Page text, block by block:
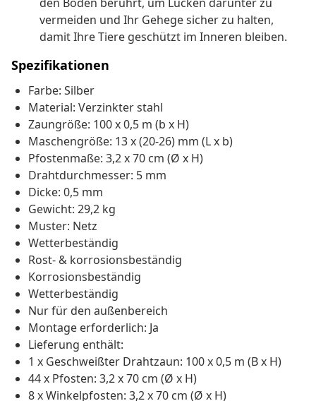
vermeiden und Ihr Gehege sicher zu halten,
damit Ihre Tiere geschützt im Inneren bleiben.
Spezifikationen
Farbe: Silber
Material: Verzinkter stahl
Zaungröße: 100 x 0,5 m (b x H)
Maschengröße: 13 x (20-26) mm (L x b)
Pfostenmaße: 3,2 x 70 cm (Ø x H)
Drahtdurchmesser: 5 mm
Dicke: 0,5 mm
Gewicht: 29,2 kg
Muster: Netz
Wetterbeständig
Rost- & korrosionsbeständig
Korrosionsbeständig
Wetterbeständig
Nur für den außenbereich
Montage erforderlich: Ja
Lieferung enthält:
1 x Geschweißter Drahtzaun: 100 x 0,5 m (B x H)
44 x Pfosten: 3,2 x 70 cm (Ø x H)
8 x Winkelpfosten: 3,2 x 70 cm (Ø x H)